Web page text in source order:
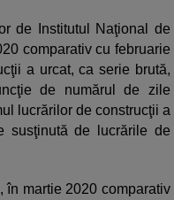
de Institutul Naţional de
comparativ cu februarie
a urcat, ca serie brută,
de numărul de zile
lucrărilor de construcţii a
susţinută de lucrările de
în martie 2020 comparativ